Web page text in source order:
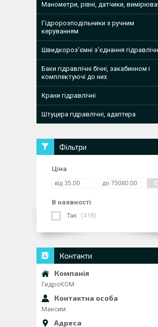
Манометри, рівні, датчики,
Гідророзподільники з ручним
керуванням
Швидкороз'ємні з'єднання
Баки гідравлічні бічні, закабинном і
комплектуючі до них
Крани гідравлічні
Штуцера гідравлічні, адаптера
Фільтри
Ціна
В наявності
Так
418
Контакти
ГидроКОМ
Максим